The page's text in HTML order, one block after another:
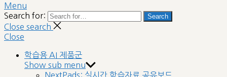
Menu
Search for:
Search
Close search
Close
학습용 AI 제품군
Show sub menu
NextPads: 실시간 학습자료 공유보드